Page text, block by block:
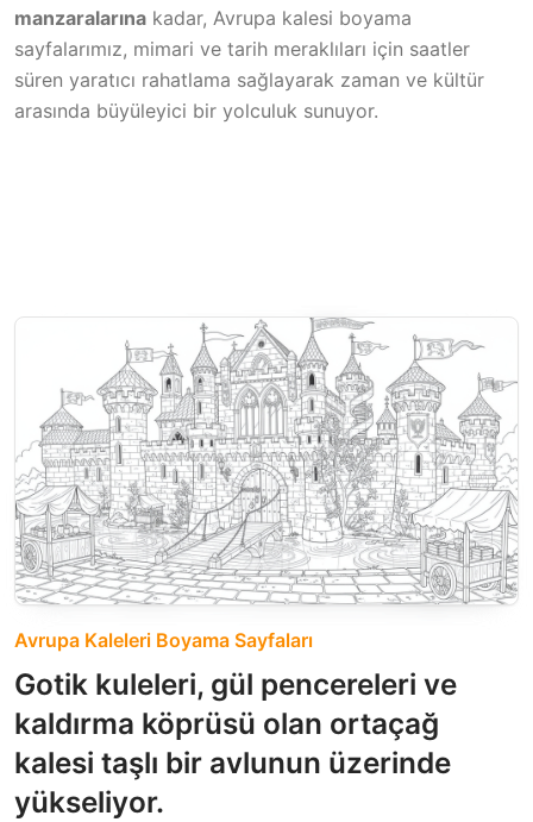
manzaralarına kadar, Avrupa kalesi boyama
sayfalarımız, mimari ve tarih meraklıları için saatler
süren yaratıcı rahatlama sağlayarak zaman ve kültür
arasında büyüleyici bir yolculuk sunuyor.
Avrupa Kaleleri Boyama Sayfaları
Gotik kuleleri, gül pencereleri ve
kaldırma köprüsü olan ortaçağ
kalesi taşlı bir avlunun üzerinde
yükseliyor.